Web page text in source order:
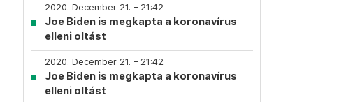
2020. December 21. – 21:42
Joe Biden is megkapta a koronavírus
elleni oltást
2020. December 21. – 21:42
Joe Biden is megkapta a koronavírus
elleni oltást